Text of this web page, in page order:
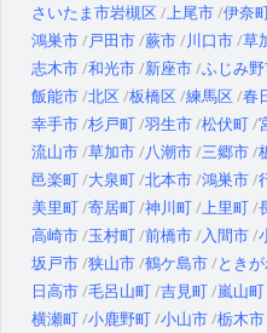
さいたま市岩槻区 上尾市 伊奈
鴻巣市 戸田市 蕨市 川口市 草
志木市 和光市 新座市 ふじみ
飯能市 北区 板橋区 練馬区 春
幸手市 杉戸町 羽生市 松伏町
流山市 草加市 八潮市 三郷市
邑楽町 大泉町 北本市 鴻巣市
美里町 寄居町 神川町 上里町
高崎市 玉村町 前橋市 入間市
坂戸市 狭山市 鶴ケ島市 とき
日高市 毛呂山町 吉見町 嵐山町
横瀬町 小鹿野町 小山市 栃木市